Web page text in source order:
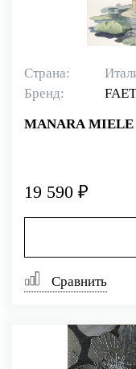
Страна:
Бренд:
MANARA
19 590 ₽
Сравнить